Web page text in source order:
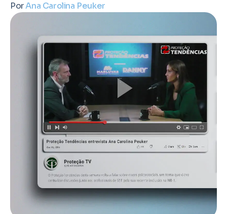
PorAna Carolina Peuker